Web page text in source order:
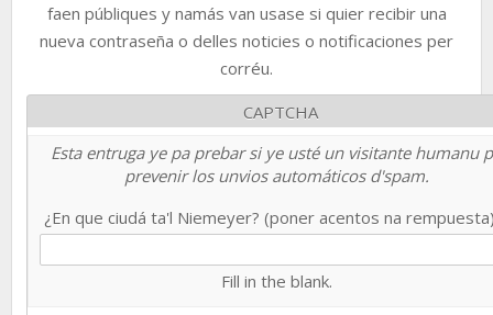
faen públiques y namás van usase si quier recibir una
nueva contraseña o delles noticies o notificaciones per
corréu.
CAPTCHA
Esta entruga ye pa prebar si ye usté un visitante humanu
prevenir los unvios automáticos d'spam.
¿En que ciudá ta'l Niemeyer? (poner acentos na
Fill in the blank.